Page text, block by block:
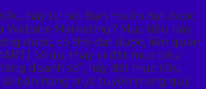
hãy tự hỏi: Bạn muốn đạt được
Website Marketing? Mục tiêu này
được, có thể đạt được, liên quan
Ví dụ, thay vì đặt mục tiêu
doanh số”, hãy đặt mục tiêu
số bán hàng trực tuyến trong quý